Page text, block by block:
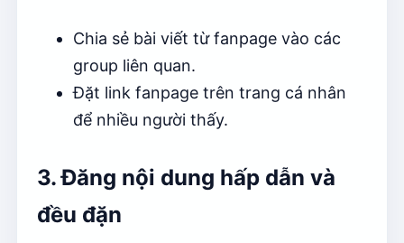
Chia sẻ bài viết từ fanpage vào các
group liên quan.
Đặt link fanpage trên trang cá nhân
để nhiều người thấy.
3. Đăng nội dung hấp dẫn và
đều đặn